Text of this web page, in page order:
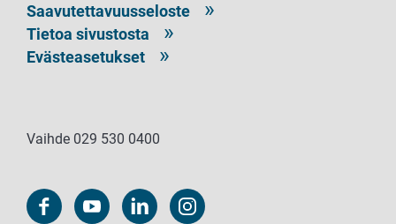
Saavutettavuusseloste
Tietoa sivustosta
Evästeasetukset
Vaihde 029 530 0400